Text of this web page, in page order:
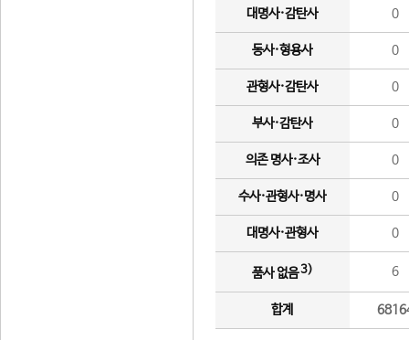
대명사·감탄사 0
동사·형용사 0
관형사·감탄사 0
부사·감탄사 0
의존 명사·조사 0
수사·관형사·명사 0
대명사·관형사 0
품사 없음3) 6
합계